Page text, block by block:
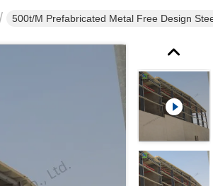
500t/M Prefabricated Metal Free Design